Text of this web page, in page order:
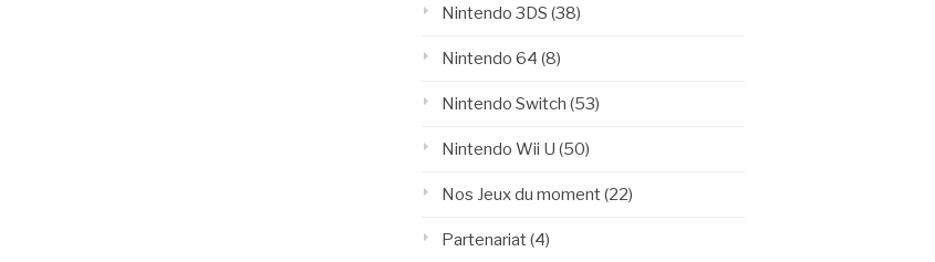
Nintendo 3DS (38)
Nintendo 64 (8)
Nintendo Switch (53)
Nintendo Wii U (50)
Nos Jeux du moment(22)
Partenariat(4)